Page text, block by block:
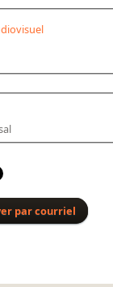
par courriel